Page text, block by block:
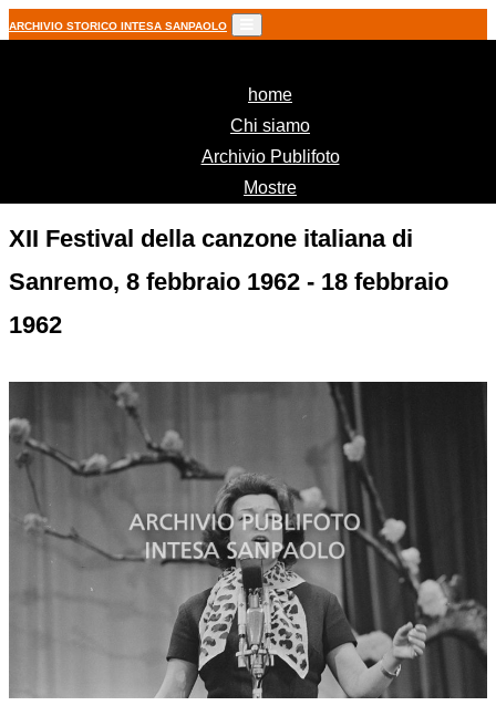
ARCHIVIO STORICO INTESA SANPAOLO
home(current)
Chi siamo
Archivio Publifoto
Mostre
XII Festival della canzone italiana di
Sanremo, 8 febbraio 1962 - 18 febbraio
1962